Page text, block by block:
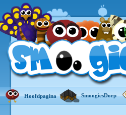
Hoofdpagina SmoogiesDorp